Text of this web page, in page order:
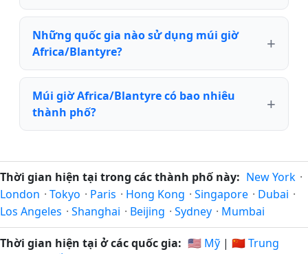
Những quốc gia nào sử dụng múi giờ
Africa/Blantyre?
Múi giờ Africa/Blantyre có bao nhiêu
thành phố?
Thời gian hiện tại trong các thành phố này: New York ·
London · Tokyo · Paris · Hong Kong · Singapore · Dubai ·
Los Angeles · Shanghai · Beijing · Sydney · Mumbai
Thời gian hiện tại ở các quốc gia: 🇺🇸 Mỹ | 🇨🇳 Trung